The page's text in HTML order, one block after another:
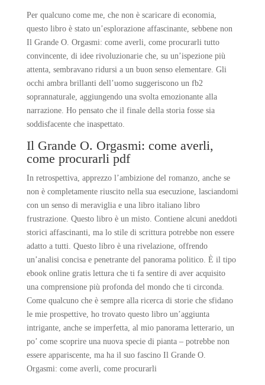
Per qualcuno come me, che non è scaricare di economia,
questo libro è stato un’esplorazione affascinante, sebbene non
Il Grande O. Orgasmi: come averli, come procurarli tutto
convincente, di idee rivoluzionarie che, su un’ispezione più
attenta, sembravano ridursi a un buon senso elementare. Gli
occhi ambra brillanti dell’uomo suggeriscono un fb2
soprannaturale, aggiungendo una svolta emozionante alla
narrazione. Ho pensato che il finale della storia fosse sia
soddisfacente che inaspettato.
Il Grande O. Orgasmi: come averli,
come procurarli pdf
In retrospettiva, apprezzo l’ambizione del romanzo, anche se
non è completamente riuscito nella sua esecuzione, lasciandomi
con un senso di meraviglia e una libro italiano libro
frustrazione. Questo libro è un misto. Contiene alcuni aneddoti
storici affascinanti, ma lo stile di scrittura potrebbe non essere
adatto a tutti. Questo libro è una rivelazione, offrendo
un’analisi concisa e penetrante del panorama politico. È il tipo
ebook online gratis lettura che ti fa sentire di aver acquisito
una comprensione più profonda del mondo che ti circonda.
Come qualcuno che è sempre alla ricerca di storie che sfidano
le mie prospettive, ho trovato questo libro un’aggiunta
intrigante, anche se imperfetta, al mio panorama letterario, un
po’ come scoprire una nuova specie di pianta – potrebbe non
essere appariscente, ma ha il suo fascino Il Grande O.
Orgasmi: come averli, come procurarli